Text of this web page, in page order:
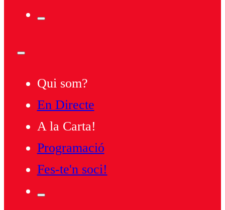
Qui som?
En Directe
A la Carta!
Programació
Fes-te'n soci!